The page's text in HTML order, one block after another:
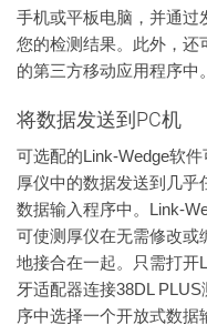
手机或平板电脑，并通过
您的检测结果。此外，还
的第三方移动应用程序中。
将数据发送到PC机
可选配的Link-Wedge软
厚仪中的数据发送到几乎
数据输入程序中。Link-
可使测厚仪在无需修改或
地接合在一起。只需打开
牙适配器连接38DL
序中选择一个开放式数据